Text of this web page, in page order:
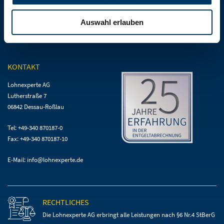
Auswahl erlauben
Umlagepflichtrechner
Newsletter eintragen
KONTAKT
Lohnexperte AG
Lutherstraße 7
06842 Dessau-Roßlau
Tel: +49-340 870187-0
Fax: +49-340 870187-10
E-Mail: info@lohnexperte.de
RECHTLICHES
Die Lohnexperte AG erbringt alle Leistungen nach §6 Nr.4 StBerG